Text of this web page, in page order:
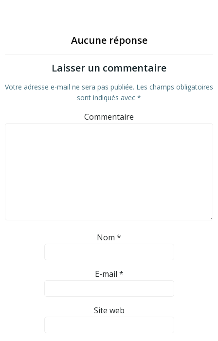
Aucune réponse
Laisser un commentaire
Votre adresse e-mail ne sera pas publiée. Les champs obligatoires
sont indiqués avec *
Commentaire
Nom *
E-mail *
Site web